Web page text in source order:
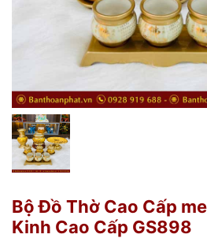
Bộ Đồ Thờ Cao Cấp
Kinh Cao Cấp GS898